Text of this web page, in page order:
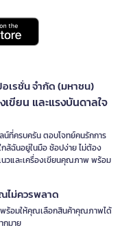
อเรชั่น จำกัด (มหาชน)
ขียน และแรงบันดาลใจ
น์ที่ครบครัน ตอบโจทย์คนรักการ
ล้ฉันอยู่ในมือ ช้อปง่าย ไม่ต้อง
วและเครื่องเขียนคุณภาพ พร้อม
ไม่ควรพลาด
พร้อมให้คุณเลือกสินค้าคุณภาพได้
กมาย